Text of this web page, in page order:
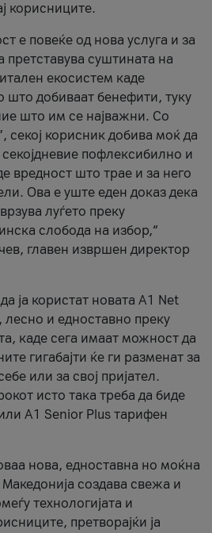
корисниците.
е повеќе од нова услуга и за
претставува суштината на
екосистем каде
што добиваат бенефити, туку
што им се најважни. Со
секој корисник добива моќ да
пофлексибилно и
вредност што трае и за него
Ова е уште еден доказ дека
луѓето преку
слобода на избор,“
главен извршен директор
ја користат новата А1 Net
и едноставно преку
каде сега имаат можност да
гигабајти ќе ги разменат за
или за свој пријател.
исто така треба да биде
A1 Senior Plus тарифен
нова, едноставна но моќна
создава свежа и
технологијата и
претворајќи ја